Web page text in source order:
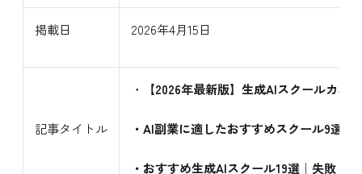
掲載日 2026年4月15日
記事タイトル
・ 【2026年最新版】生成AIスクールカオ
・AI副業に適したおすすめスクール9選
・おすすめ生成AIスクール19選｜失敗し